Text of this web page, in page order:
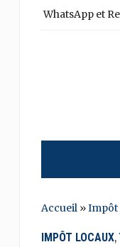
WhatsApp et
Accueil»Impôt
IMPÔT LOCAUX,